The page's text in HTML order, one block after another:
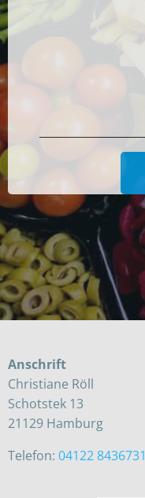
dieses
Feld
leer.
Anschrift
Christiane Röll
Schotstek 13
21129 Hamburg
Telefon: 04122 8436731